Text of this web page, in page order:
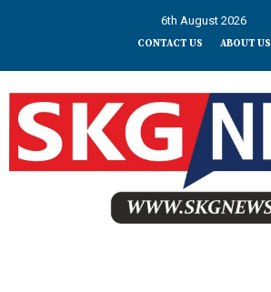
6th August 2026
CONTACT US ABOUT US